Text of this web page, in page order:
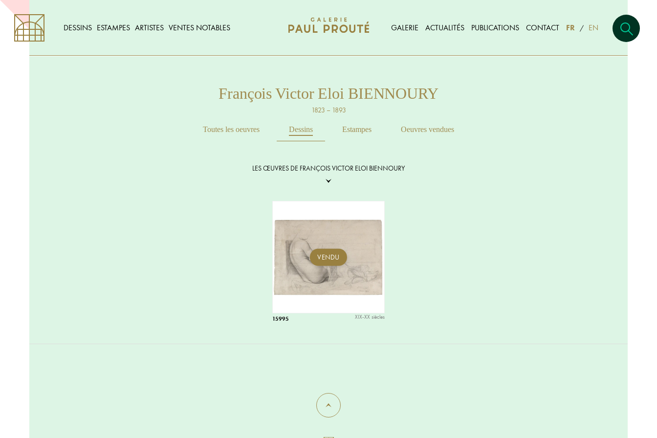
DESSINS ESTAMPES ARTISTES VENTES NOTABLES GALERIE ACTUALITÉS PUBLICATIONS CONTACT FR / EN
François Victor Eloi BIENNOURY
1823 – 1893
Toutes les oeuvres Dessins Estampes Oeuvres vendues
LES ŒUVRES DE FRANÇOIS VICTOR ELOI BIENNOURY
VENDU
15995 XIX-XX siècles